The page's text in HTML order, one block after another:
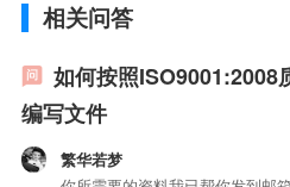
相关问答
如何按照ISO9001:2008
编写文件
繁华若梦